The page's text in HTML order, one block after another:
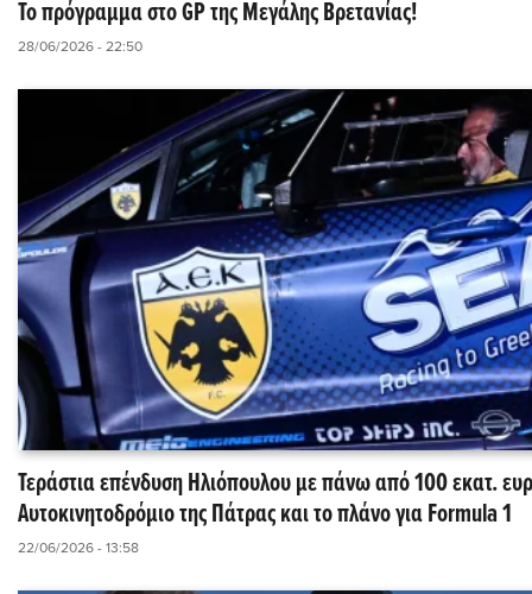
Το πρόγραμμα στο GP της Μεγάλης Βρετανίας!
28/06/2026 - 22:50
Τεράστια επένδυση Ηλιόπουλου με πάνω από 100 εκατ.
Αυτοκινητοδρόμιο της Πάτρας και το πλάνο για Formula 1
22/06/2026 - 13:58